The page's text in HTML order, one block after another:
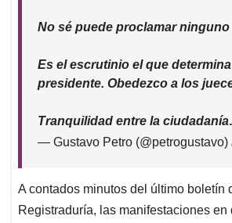
No sé puede proclamar
Es el escrutinio el que
presidente. Obedezco a los
Tranquilidad entre la
— Gustavo Petro (@petrogustavo)
A contados minutos del último boletín
Registraduría, las manifestaciones en